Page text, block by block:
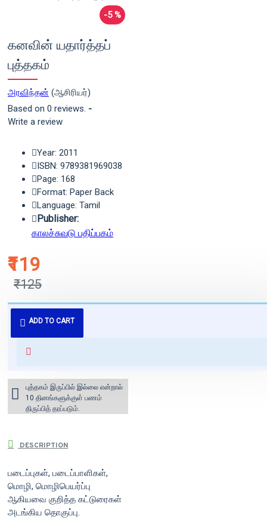
-5 %
கனவின் யதார்த்தப்
புத்தகம்
அரவிந்தன் (ஆசிரியர்)
Based on 0 reviews. -
Write a review
₹119
₹125
Year: 2011
ISBN: 9789381969038
Page: 168
Format: Paper Back
Language: Tamil
Publisher:
காலச்சுவடு பதிப்பகம்
ADD TO CART
புத்தகம் 3 - 7 நாட்களில் அனுப்பி
வைக்கப்படும்.
for orders above ₹1000 within
புத்தகம் இருப்பில் இல்லை என்றால்
10 தினங்களுக்குள் பணம்
திருப்பித் தரப்படும்.
DESCRIPTION
படைப்புகள், படைப்பாளிகள்,
மொழி, மொழிபெயர்ப்பு
ஆகியவை குறித்த கட்டுரைகள்
அடங்கிய தொகுப்பு.